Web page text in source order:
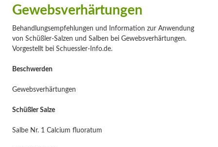
Gewebsverhärtungen
Behandlungsempfehlungen und Information zur Anwendung
von Schüßler-Salzen und Salben bei Gewebsverhärtungen.
Vorgestellt bei Schuessler-Info.de.
Beschwerden
Gewebsverhärtungen
Schüßler Salze
Salbe Nr. 1 Calcium fluoratum